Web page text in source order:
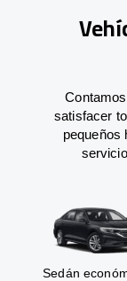
satisfacer
pequeños
Sedán